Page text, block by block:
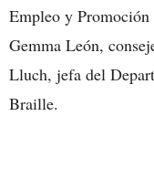
Empleo y
Gemma León,
Lluch, jefa del
Braille.